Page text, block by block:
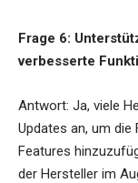
Frage 6:
verbesserte
Antwort: Ja, viele
Updates an, um die
Features
der Hersteller im